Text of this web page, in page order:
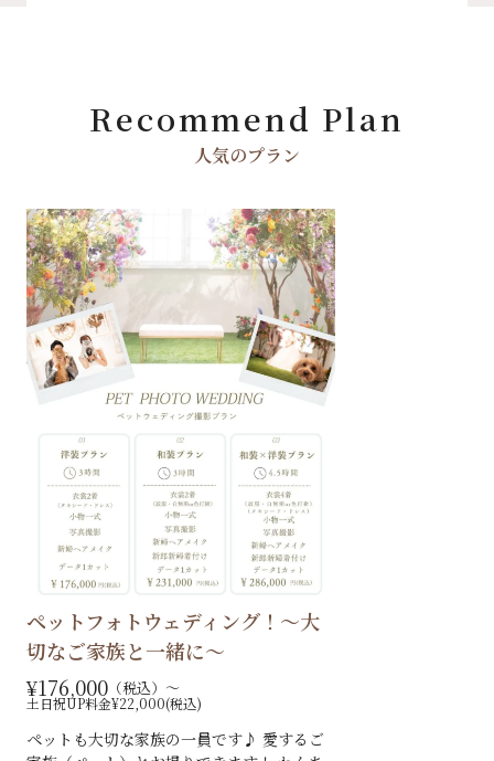
Recommend Plan
人気のプラン
ペットフォトウェディング！～大
切なご家族と一緒に～
¥176,000 （税込）〜
土日祝UP料金¥22,000(税込)
ペットも大切な家族の一員です♪ 愛するご